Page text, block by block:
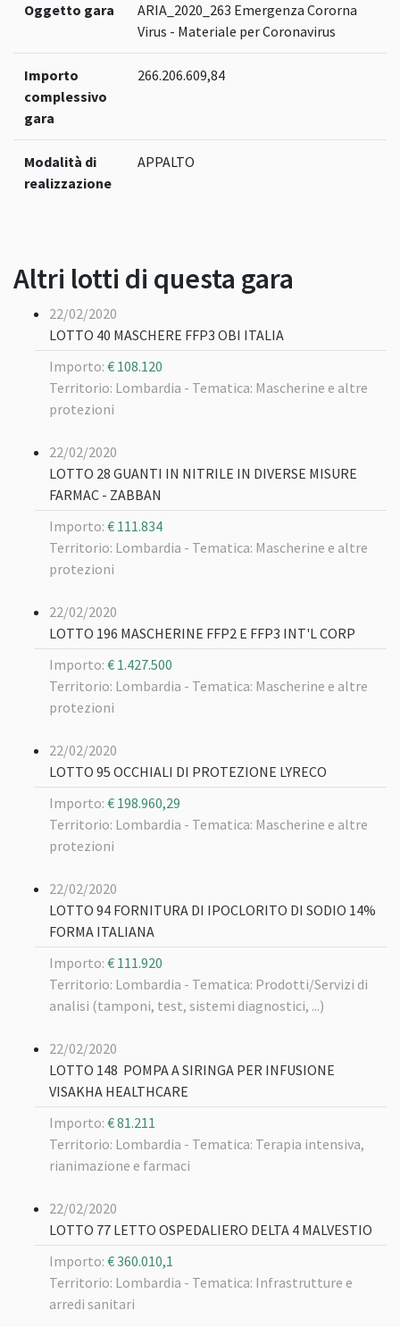
Oggetto gara
ARIA_2020_263 Emergenza Cororna
Virus - Materiale per Coronavirus
Importo
complessivo
gara
266.206.609,84
Modalità di
realizzazione
APPALTO
Altri lotti di questa gara
22/02/2020
LOTTO 40 MASCHERE FFP3 OBI ITALIA
Importo: € 108.120
Territorio: Lombardia - Tematica: Mascherine e altre
protezioni
22/02/2020
LOTTO 28 GUANTI IN NITRILE IN DIVERSE MISURE
FARMAC - ZABBAN
Importo: € 111.834
Territorio: Lombardia - Tematica: Mascherine e altre
protezioni
22/02/2020
LOTTO 196 MASCHERINE FFP2 E FFP3 INT'L CORP
Importo: € 1.427.500
Territorio: Lombardia - Tematica: Mascherine e altre
protezioni
22/02/2020
LOTTO 95 OCCHIALI DI PROTEZIONE LYRECO
Importo: € 198.960,29
Territorio: Lombardia - Tematica: Mascherine e altre
protezioni
22/02/2020
LOTTO 94 FORNITURA DI IPOCLORITO DI SODIO 14%
FORMA ITALIANA
Importo: € 111.920
Territorio: Lombardia - Tematica: Prodotti/Servizi di
analisi (tamponi, test, sistemi diagnostici, ...)
22/02/2020
LOTTO 148 POMPA A SIRINGA PER INFUSIONE
VISAKHA HEALTHCARE
Importo: € 81.211
Territorio: Lombardia - Tematica: Terapia intensiva,
rianimazione e farmaci
22/02/2020
LOTTO 77 LETTO OSPEDALIERO DELTA 4 MALVESTIO
Importo: € 360.010,1
Territorio: Lombardia - Tematica: Infrastrutture e
arredi sanitari